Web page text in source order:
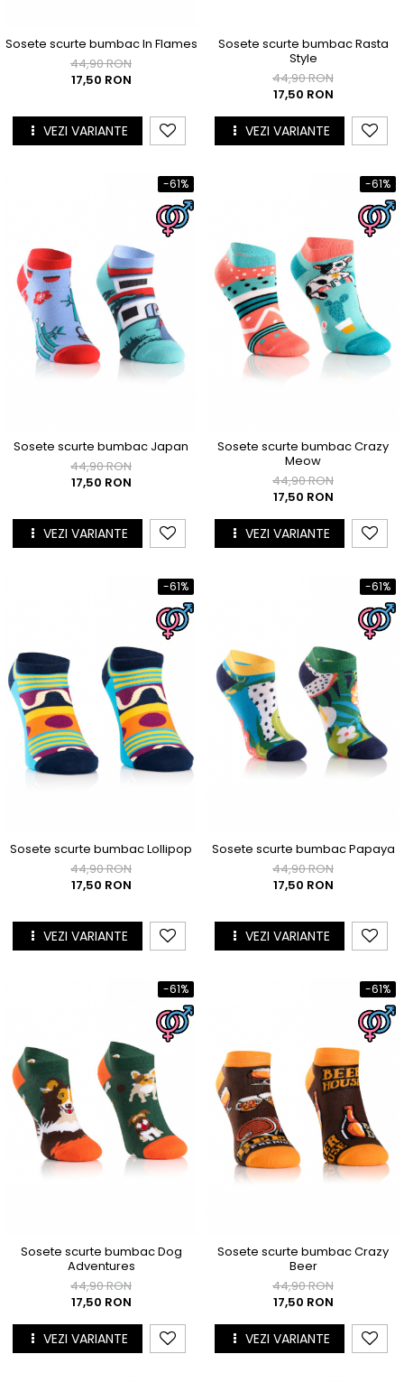
Sosete scurte bumbac In Flames
44,90 RON
17,50 RON
VEZI VARIANTE
Sosete scurte bumbac Rasta
Style
44,90 RON
17,50 RON
VEZI VARIANTE
-61%
Sosete scurte bumbac Japan
44,90 RON
17,50 RON
VEZI VARIANTE
-61%
Sosete scurte bumbac Crazy
Meow
44,90 RON
17,50 RON
VEZI VARIANTE
-61%
Sosete scurte bumbac Lollipop
44,90 RON
17,50 RON
VEZI VARIANTE
-61%
Sosete scurte bumbac Papaya
44,90 RON
17,50 RON
VEZI VARIANTE
-61%
Sosete scurte bumbac Dog
Adventures
44,90 RON
17,50 RON
VEZI VARIANTE
-61%
Sosete scurte bumbac Crazy
Beer
44,90 RON
17,50 RON
VEZI VARIANTE